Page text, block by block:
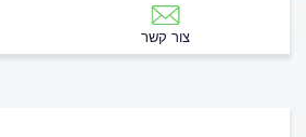
צור קשר